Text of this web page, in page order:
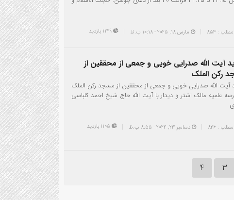
: 853 مارس 18, 2025 - 10:18 ب.ظ
آیت الله صدرایی خویی و جمعی از محققین از
رکن الملک
آیت الله صدرایی خویی و جمعی از محققین از مسجد رکن الملک
علمیه مالک اشتر و دیدار با آیت الله حاج شیخ احمد کلباسی
: 826 دسامبر 23, 2024 - 8:55 ب.ظ
3
4